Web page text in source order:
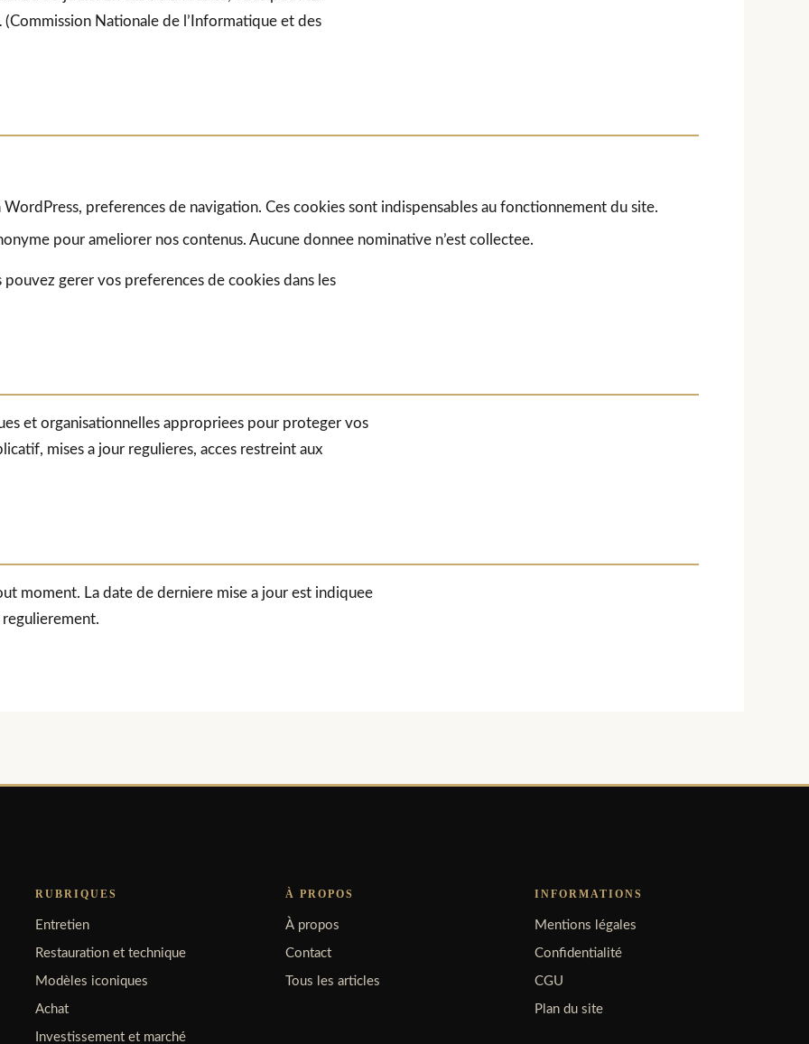
(Commission Nationale de l’Informatique et des
WordPress, preferences de navigation. Ces cookies sont indispensables au fonctionnement du site.
pour ameliorer nos contenus. Aucune donnee nominative n’est collectee.
gerer vos preferences de cookies dans les
et organisationnelles appropriees pour proteger vos
mises a jour regulieres, acces restreint aux
moment. La date de derniere mise a jour est indiquee
RUBRIQUES
Entretien
Restauration et technique
Modèles iconiques
Achat
Investissement et marché
À PROPOS
À propos
Contact
Tous les articles
INFORMATIONS
Mentions légales
Confidentialité
CGU
Plan du site